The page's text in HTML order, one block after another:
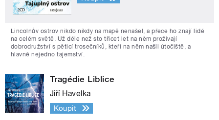
Lincolnův ostrov nikdo nikdy na mapě nenašel, a přece ho znají lidé
na celém světě. Už déle než sto třicet let na něm prožívají
dobrodružství s pěticí trosečníků, kteří na něm našli útočiště, a
hlavně nejedno tajemství.
Tragédie Liblice
Jiří Havelka
Koupit